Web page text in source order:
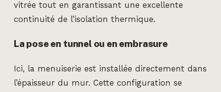
vitrée tout en garantissant une excellente
continuité de l’isolation thermique.
La pose en tunnel ou en embrasure
Ici, la menuiserie est installée directement dans
l’épaisseur du mur. Cette configuration se